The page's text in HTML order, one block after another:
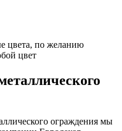
цвета, по желанию
цвет
ограждения мы